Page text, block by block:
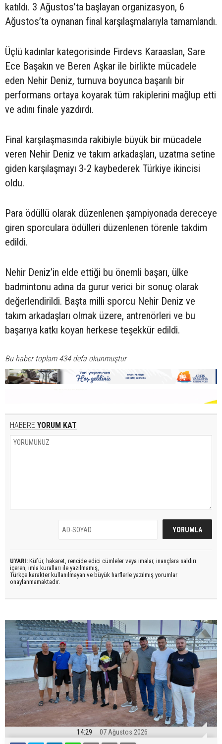
katıldı. 3 Ağustos’ta başlayan organizasyon, 6
Ağustos’ta oynanan final karşılaşmalarıyla tamamlandı.
Üçlü kadınlar kategorisinde Firdevs Karaaslan, Sare
Ece Başakın ve Beren Aşkar ile birlikte mücadele
eden Nehir Deniz, turnuva boyunca başarılı bir
performans ortaya koyarak tüm rakiplerini mağlup etti
ve adını finale yazdırdı.
Final karşılaşmasında rakibiyle büyük bir mücadele
veren Nehir Deniz ve takım arkadaşları, uzatma setine
giden karşılaşmayı 3-2 kaybederek Türkiye ikincisi
oldu.
Para ödüllü olarak düzenlenen şampiyonada dereceye
giren sporculara ödülleri düzenlenen törenle takdim
edildi.
Nehir Deniz’in elde ettiği bu önemli başarı, ülke
badmintonu adına da gurur verici bir sonuç olarak
değerlendirildi. Başta milli sporcu Nehir Deniz ve
takım arkadaşları olmak üzere, antrenörleri ve bu
başarıya katkı koyan herkese teşekkür edildi.
Bu haber toplam 434 defa okunmuştur
HABERE YORUM KAT
UYARI: Küfür, hakaret, rencide edici cümleler veya imalar, inançlara saldırı
içeren, imla kuralları ile yazılmamış,
Türkçe karakter kullanılmayan ve büyük harflerle yazılmış yorumlar
onaylanmamaktadır.
14:29 07 Ağustos 2026